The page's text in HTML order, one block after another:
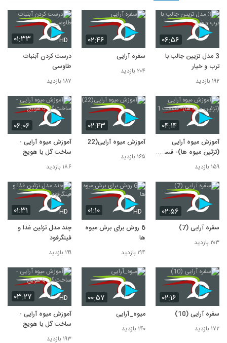
۰۶:۵۶
3 مدل تزیین جالب با
ترب و خیار
۱۹۲ بازدید
۰۲:۴۶
سفره آرایی
۲۰۴ بازدید
۰۱:۳۳ HD
درست کردن آبنبات
طاوسی
۱۸۷ بازدید
۰۴:۱۴
آموزش میوه آرایی
(تزئین میوه ها)- قسمت
1
۱۵۹ بازدید
۰۲:۴۳
آموزش میوه آرایی(22)
۱۶۵ بازدید
۰۶:۰۶
آموزش میوه آرایی -
ساخت گل با هویج
۱۸۶ بازدید
۰۲:۵۶
سفره آرایی (7)
۲۰۳ بازدید
۰۱:۱۰ HD
6 روش برای برش میوه
ها
۱۹۴ بازدید
۰۱:۳۱ HD
چند مدل تزئین غذا و
فینگرفود
۱۹۹ بازدید
۰۲:۱۶
سفره آرایی (10)
۱۷۲ بازدید
۰۰:۵۷
میوه_آرایی
۱۴۰ بازدید
۰۳:۲۷ HD
آموزش میوه آرایی -
ساخت گل با هویج
۱۹۳ بازدید